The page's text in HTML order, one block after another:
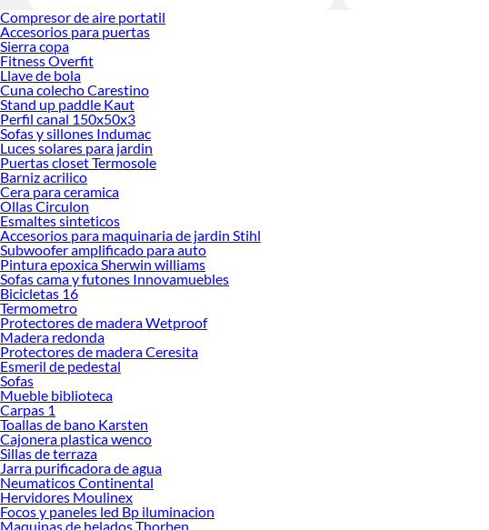
Compresor de aire portatil
Accesorios para puertas
Sierra copa
Fitness Overfit
Llave de bola
Cuna colecho Carestino
Stand up paddle Kaut
Perfil canal 150x50x3
Sofas y sillones Indumac
Luces solares para jardin
Puertas closet Termosole
Barniz acrilico
Cera para ceramica
Ollas Circulon
Esmaltes sinteticos
Accesorios para maquinaria de jardin Stihl
Subwoofer amplificado para auto
Pintura epoxica Sherwin williams
Sofas cama y futones Innovamuebles
Bicicletas 16
Termometro
Protectores de madera Wetproof
Madera redonda
Protectores de madera Ceresita
Esmeril de pedestal
Sofas
Mueble biblioteca
Carpas 1
Toallas de bano Karsten
Cajonera plastica wenco
Sillas de terraza
Jarra purificadora de agua
Neumaticos Continental
Hervidores Moulinex
Focos y paneles led Bp iluminacion
Maquinas de helados Thorben